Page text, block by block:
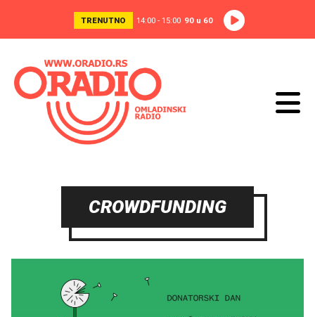
TRENUTNO 14:00 - 15:00 90 u 60
CROWDFUNDING